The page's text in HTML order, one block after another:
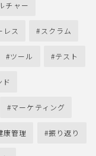
チャー
レス スクラム
ツール テスト
ド
マーケティング
康管理 振り返り